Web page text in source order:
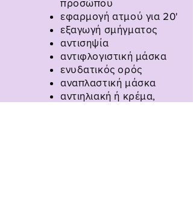
προσώπου
εφαρμογή ατμού για 20'
εξαγωγή σμήγματος
αντισηψία
αντιφλογιστική μάσκα
ενυδατικός ορός
αναπλαστική μάσκα
αντιηλιακή ή κρέμα,